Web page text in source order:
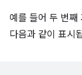
예를 들어 두 번째
다음과 같이 표시